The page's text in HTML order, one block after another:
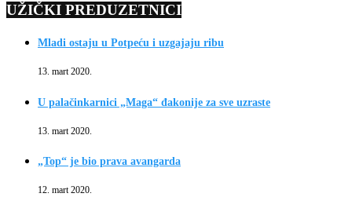
UŽIČKI PREDUZETNICI
Mladi ostaju u Potpeću i uzgajaju ribu
13. mart 2020.
U palačinkarnici „Maga“ đakonije za sve uzraste
13. mart 2020.
„Top“ je bio prava avangarda
12. mart 2020.